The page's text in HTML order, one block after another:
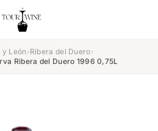
León ›Ribera del Duero›
Ribera del Duero 1996 0,75L